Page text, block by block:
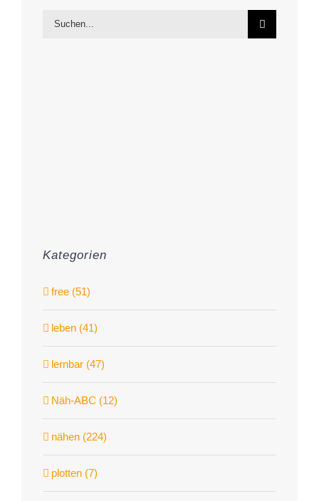
Suche
Kategorien
free (51)
leben (41)
lernbar (47)
Näh-ABC (12)
nähen (224)
plotten (7)